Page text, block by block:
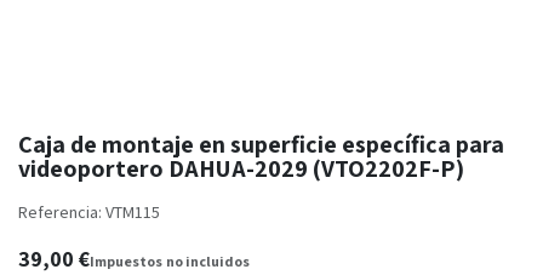
Caja de montaje en superficie específica para
videoportero DAHUA-2029 (VTO2202F-P)
Referencia: VTM115
39,00 €Impuestos no incluidos